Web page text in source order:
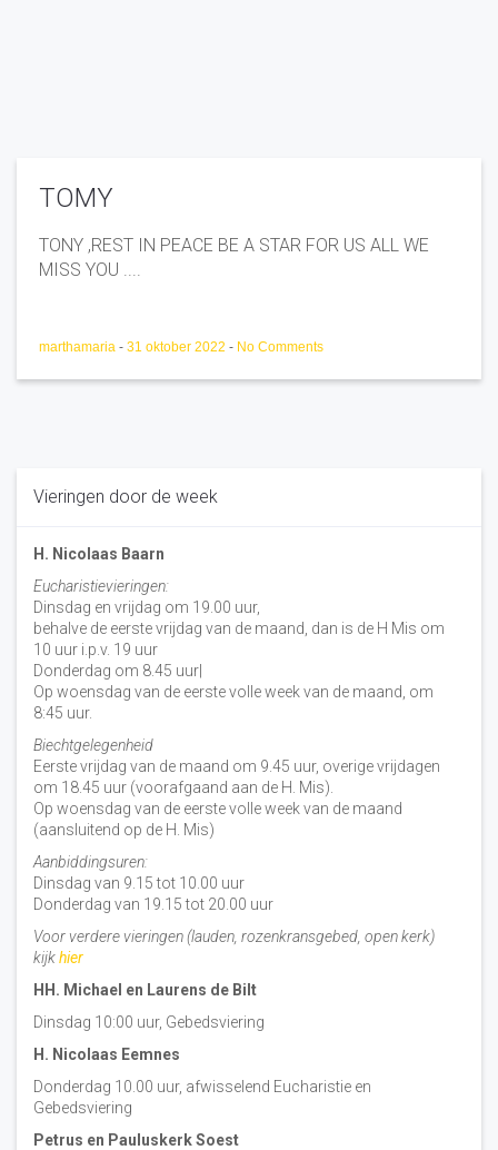
TOMY
TONY ,REST IN PEACE BE A STAR FOR US ALL WE
MISS YOU ....
marthamaria - 31 oktober 2022 - No Comments
Vieringen door de week
H. Nicolaas Baarn
Eucharistievieringen:
Dinsdag en vrijdag om 19.00 uur,
behalve de eerste vrijdag van de maand, dan is de H Mis om
10 uur i.p.v. 19 uur
Donderdag om 8.45 uur|
Op woensdag van de eerste volle week van de maand, om
8:45 uur.
Biechtgelegenheid
Eerste vrijdag van de maand om 9.45 uur, overige vrijdagen
om 18.45 uur (voorafgaand aan de H. Mis).
Op woensdag van de eerste volle week van de maand
(aansluitend op de H. Mis)
Aanbiddingsuren:
Dinsdag van 9.15 tot 10.00 uur
Donderdag van 19.15 tot 20.00 uur
Voor verdere vieringen (lauden, rozenkransgebed, open kerk)
kijkhier
HH. Michael en Laurens de Bilt
Dinsdag 10:00 uur, Gebedsviering
H. Nicolaas Eemnes
Donderdag 10.00 uur, afwisselend Eucharistie en
Gebedsviering
Petrus en Pauluskerk Soest